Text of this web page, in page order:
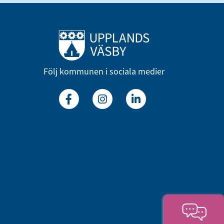
Till startsidan
Följ kommunen i sociala medier
FacebookInstagramLinkedin